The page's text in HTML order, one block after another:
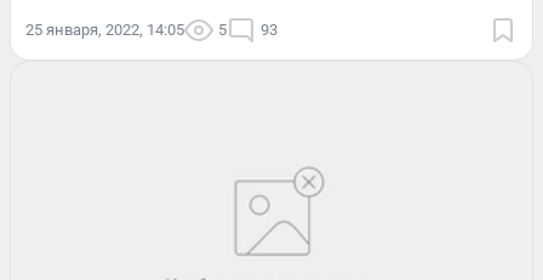
25 января, 2022, 14:05 5 93